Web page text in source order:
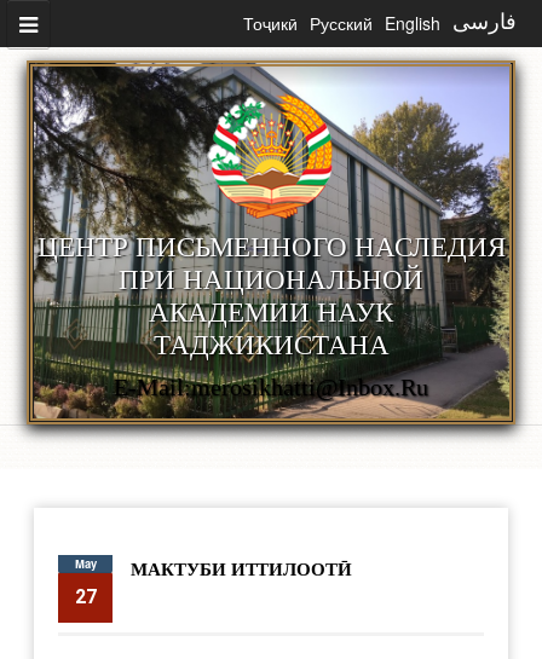
Skip to main content Тоҷикӣ Русский English فارسی
ЦЕНТР ПИСЬМЕННОГО НАСЛЕДИЯ
ПРИ НАЦИОНАЛЬНОЙ
АКАДЕМИИ НАУК
ТАДЖИКИСТАНА
E-Mail:merosikhatti@inbox.ru
27
May МАКТУБИ ИТТИЛООТӢ